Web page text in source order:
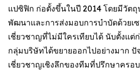
แปซิฟิก ก่อตั้งขึ้นในปี 2014 โดยมีวัตถุ
พัฒนาและการส่งมอบการบำบัดด้วยเ
เชี่ยวชาญที่ไม่มีใครเทียบได้ นับตั้งแต่
กลุ่มบริษัทได้ขยายออกไปอย่างมาก ปั
เชี่ยวชาญเชิงลึกของทีมที่ปรึกษาครอ